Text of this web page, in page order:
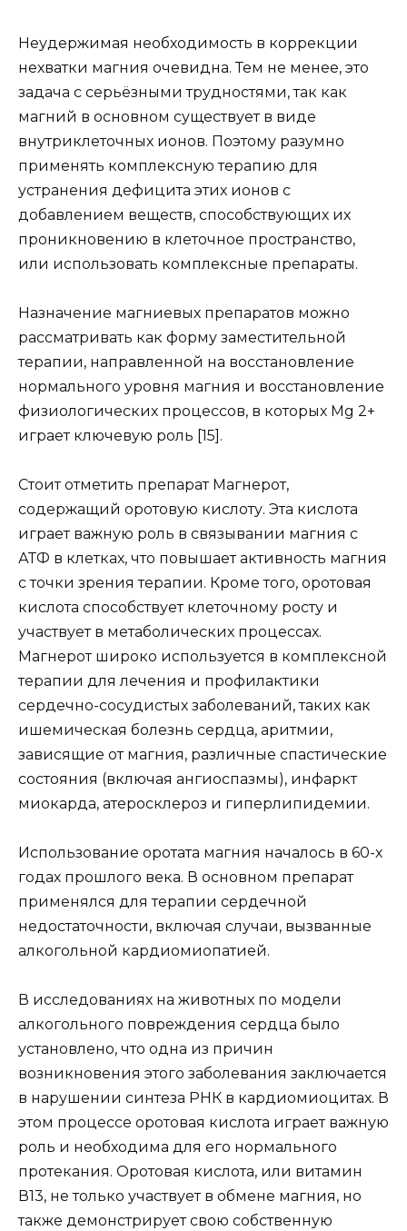
Неудержимая необходимость в коррекции
нехватки магния очевидна. Тем не менее, это
задача с серьёзными трудностями, так как
магний в основном существует в виде
внутриклеточных ионов. Поэтому разумно
применять комплексную терапию для
устранения дефицита этих ионов с
добавлением веществ, способствующих их
проникновению в клеточное пространство,
или использовать комплексные препараты.
Назначение магниевых препаратов можно
рассматривать как форму заместительной
терапии, направленной на восстановление
нормального уровня магния и восстановление
физиологических процессов, в которых Mg 2+
играет ключевую роль [15].
Стоит отметить препарат Магнерот,
содержащий оротовую кислоту. Эта кислота
играет важную роль в связывании магния с
АТФ в клетках, что повышает активность магния
с точки зрения терапии. Кроме того, оротовая
кислота способствует клеточному росту и
участвует в метаболических процессах.
Магнерот широко используется в комплексной
терапии для лечения и профилактики
сердечно-сосудистых заболеваний, таких как
ишемическая болезнь сердца, аритмии,
зависящие от магния, различные спастические
состояния (включая ангиоспазмы), инфаркт
миокарда, атеросклероз и гиперлипидемии.
Использование оротата магния началось в 60-х
годах прошлого века. В основном препарат
применялся для терапии сердечной
недостаточности, включая случаи, вызванные
алкогольной кардиомиопатией.
В исследованиях на животных по модели
алкогольного повреждения сердца было
установлено, что одна из причин
возникновения этого заболевания заключается
в нарушении синтеза РНК в кардиомиоцитах. В
этом процессе оротовая кислота играет важную
роль и необходима для его нормального
протекания. Оротовая кислота, или витамин
В13, не только участвует в обмене магния, но
также демонстрирует свою собственную